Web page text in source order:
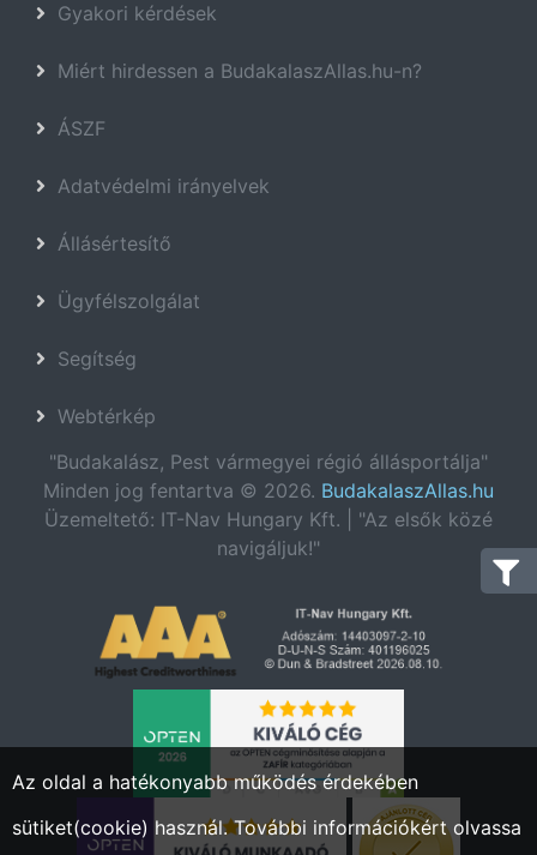
Gyakori kérdések
Miért hirdessen a BudakalaszAllas.hu-n?
ÁSZF
Adatvédelmi irányelvek
Állásértesítő
Ügyfélszolgálat
Segítség
Webtérkép
"Budakalász, Pest vármegyei régió állásportálja"
Minden jog fentartva © 2026. BudakalaszAllas.hu
Üzemeltető: IT-Nav Hungary Kft. | "Az elsők közé
navigáljuk!"
Az oldal a hatékonyabb működés érdekében
sütiket(cookie) használ. További információkért olvassa